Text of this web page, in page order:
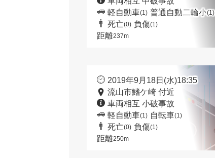
軽自動車(1) 普通自動二輪小(1)
死亡(0) 負傷(1)
距離237m
2019年9月18日(水)18:35
流山市鰭ケ崎 付近
車両相互 小破事故
軽自動車(1) 自転車(1)
死亡(0) 負傷(1)
距離250m